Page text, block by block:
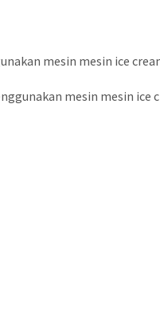
mesin mesin ice
mesin mesin